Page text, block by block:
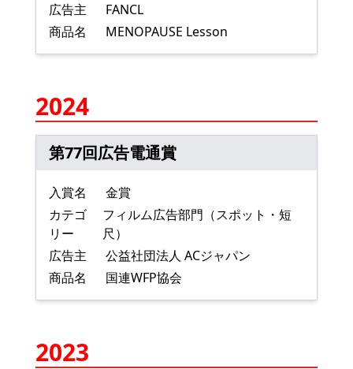
広告主
FANCL
商品名
MENOPAUSE Lesson
2024
第77回広告電通賞
入賞名
金賞
カテゴ
リー
フィルム広告部門（スポット・短
尺）
広告主
公益社団法人 ACジャパン
商品名
国連WFP協会
2023